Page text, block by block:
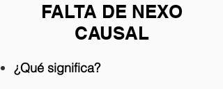
FALTA DE NEXO
CAUSAL
¿Qué significa?